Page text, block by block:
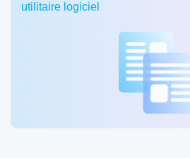
utilitaire logiciel